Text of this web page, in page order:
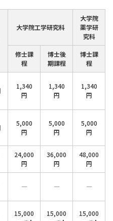
大学院工学研究科
大学院
薬学研
究科
修士課
程
博士後
期課程
博士課
程
1,340
円
1,340
円
1,340
円
5,000
円
5,000
円
5,000
円
24,000
円
36,000
円
48,000
円
― ― ―
15,000
15,000
15,000